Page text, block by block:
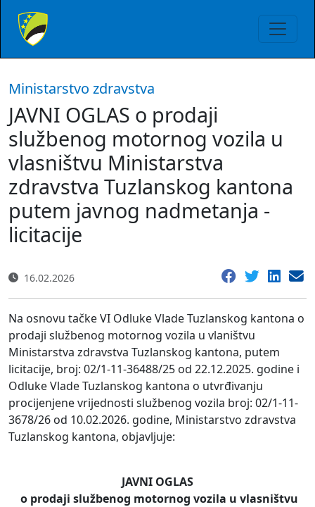
Ministarstvo zdravstva
JAVNI OGLAS o prodaji
službenog motornog vozila u
vlasništvu Ministarstva
zdravstva Tuzlanskog kantona
putem javnog nadmetanja -
licitacije
16.02.2026
Na osnovu tačke VI Odluke Vlade Tuzlanskog kantona o
prodaji službenog motornog vozila u vlaništvu
Ministarstva zdravstva Tuzlanskog kantona, putem
licitacije, broj: 02/1-11-36488/25 od 22.12.2025. godine i
Odluke Vlade Tuzlanskog kantona o utvrđivanju
procijenjene vrijednosti službenog vozila broj: 02/1-11-
3678/26 od 10.02.2026. godine, Ministarstvo zdravstva
Tuzlanskog kantona, objavljuje:
JAVNI OGLAS
o prodaji službenog motornog vozila u vlasništvu